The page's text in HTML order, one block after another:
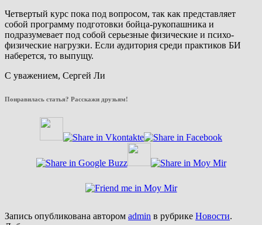
Четвертый курс пока под вопросом, так как представляет
собой программу подготовки бойца-рукопашника и
подразумевает под собой серьезные физические и психо-
физические нагрузки. Если аудитория среди практиков БИ
наберется, то выпущу.
С уважением, Сергей Ли
Понравилась статья? Расскажи друзьям!
Запись опубликована автором admin в рубрике Новости.